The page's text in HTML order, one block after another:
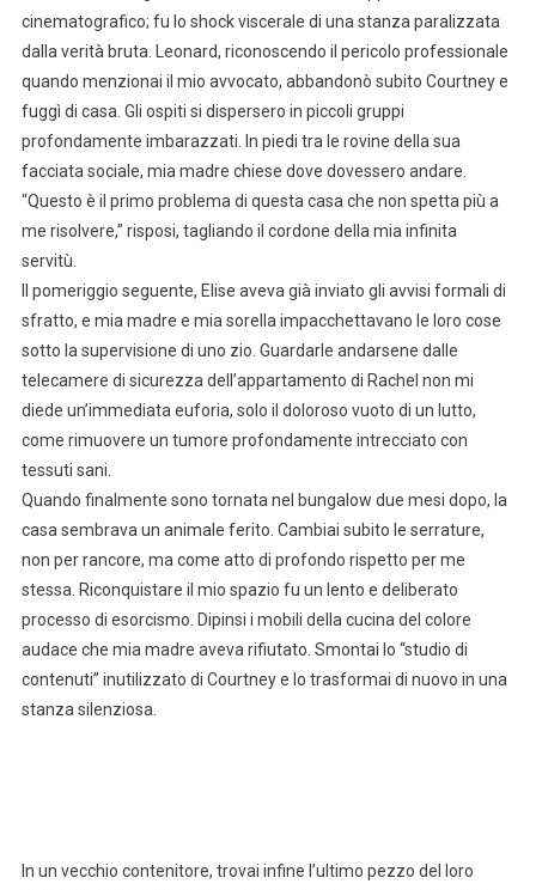
cinematografico; fu lo shock viscerale di una stanza paralizzata
dalla verità bruta. Leonard, riconoscendo il pericolo professionale
quando menzionai il mio avvocato, abbandonò subito Courtney e
fuggì di casa. Gli ospiti si dispersero in piccoli gruppi
profondamente imbarazzati. In piedi tra le rovine della sua
facciata sociale, mia madre chiese dove dovessero andare.
“Questo è il primo problema di questa casa che non spetta più a
me risolvere,” risposi, tagliando il cordone della mia infinita
servitù.
Il pomeriggio seguente, Elise aveva già inviato gli avvisi formali di
sfratto, e mia madre e mia sorella impacchettavano le loro cose
sotto la supervisione di uno zio. Guardarle andarsene dalle
telecamere di sicurezza dell’appartamento di Rachel non mi
diede un’immediata euforia, solo il doloroso vuoto di un lutto,
come rimuovere un tumore profondamente intrecciato con
tessuti sani.
Quando finalmente sono tornata nel bungalow due mesi dopo, la
casa sembrava un animale ferito. Cambiai subito le serrature,
non per rancore, ma come atto di profondo rispetto per me
stessa. Riconquistare il mio spazio fu un lento e deliberato
processo di esorcismo. Dipinsi i mobili della cucina del colore
audace che mia madre aveva rifiutato. Smontai lo “studio di
contenuti” inutilizzato di Courtney e lo trasformai di nuovo in una
stanza silenziosa.
In un vecchio contenitore, trovai infine l’ultimo pezzo del loro